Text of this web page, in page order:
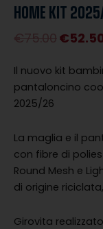
HOME KIT
€75.00
prezzo
€
Il nuovo kit
pantaloncino
2025/26
La maglia e il
con fibre di
Round Mesh e
di origine
Girovita